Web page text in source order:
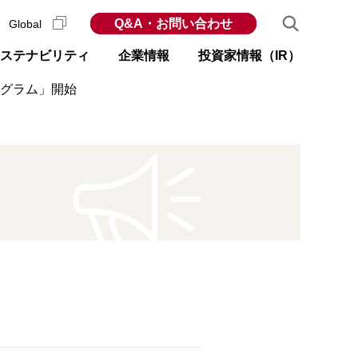
テナビリティ 企業情報 投資家情報（IR）
Global Q&A・お問い合わせ
ラム」開始